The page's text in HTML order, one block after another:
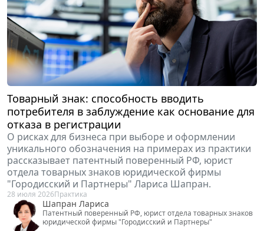
Товарный знак: способность вводить
потребителя в заблуждение как основание для
отказа в регистрации
О рисках для бизнеса при выборе и оформлении
уникального обозначения на примерах из практики
рассказывает патентный поверенный РФ, юрист
отдела товарных знаков юридической фирмы
"Городисский и Партнеры" Лариса Шапран.
28 июля 2026Практика
Шапран Лариса
Патентный поверенный РФ, юрист отдела товарных знаков
юридической фирмы "Городисский и Партнеры"